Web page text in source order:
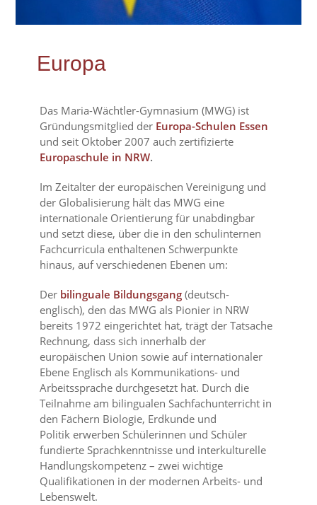
Europa
Das Maria-Wächtler-Gymnasium (MWG) ist
Gründungsmitglied der Europa-Schulen Essen
und seit Oktober 2007 auch zertifizierte
Europaschule in NRW.
Im Zeitalter der europäischen Vereinigung und
der Globalisierung hält das MWG eine
internationale Orientierung für unabdingbar
und setzt diese, über die in den schulinternen
Fachcurricula enthaltenen Schwerpunkte
hinaus, auf verschiedenen Ebenen um:
Der bilinguale Bildungsgang (deutsch-
englisch), den das MWG als Pionier in NRW
bereits 1972 eingerichtet hat, trägt der Tatsache
Rechnung, dass sich innerhalb der
europäischen Union sowie auf internationaler
Ebene Englisch als Kommunikations- und
Arbeitssprache durchgesetzt hat. Durch die
Teilnahme am bilingualen Sachfachunterricht in
den Fächern Biologie, Erdkunde und
Politik erwerben Schülerinnen und Schüler
fundierte Sprachkenntnisse und interkulturelle
Handlungskompetenz – zwei wichtige
Qualifikationen in der modernen Arbeits- und
Lebenswelt.